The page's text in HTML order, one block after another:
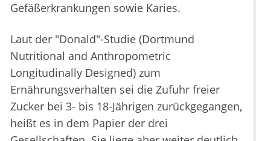
Gefäßerkrankungen sowie Karies.
Laut der "Donald"-Studie (Dortmund
Nutritional and Anthropometric
Longitudinally Designed) zum
Ernährungsverhalten sei die Zufuhr freier
Zucker bei 3- bis 18-Jährigen zurückgegangen,
heißt es in dem Papier der drei